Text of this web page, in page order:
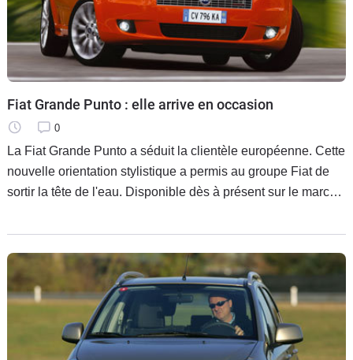
Fiat Grande Punto : elle arrive en occasion
0
La Fiat Grande Punto a séduit la clientèle européenne. Cette
nouvelle orientation stylistique a permis au groupe Fiat de
sortir la tête de l'eau. Disponible dès à présent sur le marché